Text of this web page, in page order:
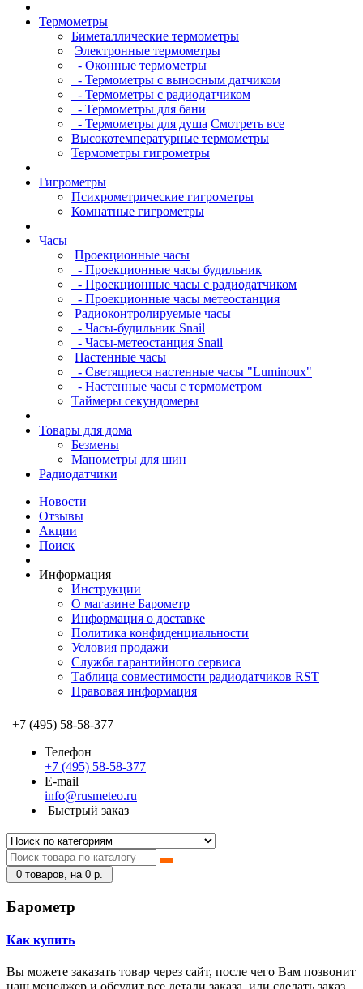
Термометры
Биметаллические термометры
Электронные термометры
- Оконные термометры
- Термометры с выносным датчиком
- Термометры с радиодатчиком
- Термометры для бани
- Термометры для душа Смотреть все
Высокотемпературные термометры
Термометры гигрометры
Гигрометры
Психрометрические гигрометры
Комнатные гигрометры
Часы
Проекционные часы
- Проекционные часы будильник
- Проекционные часы с радиодатчиком
- Проекционные часы метеостанция
Радиоконтролируемые часы
- Часы-будильник Snail
- Часы-метеостанция Snail
Настенные часы
- Светящиеся настенные часы "Luminoux"
- Настенные часы с термометром
Таймеры секундомеры
Товары для дома
Безмены
Манометры для шин
Радиодатчики
Новости
Отзывы
Акции
Поиск
Информация
Инструкции
О магазине Барометр
Информация о доставке
Политика конфиденциальности
Условия продажи
Служба гарантийного сервиса
Таблица совместимости радиодатчиков RST
Правовая информация
+7 (495) 58-58-377
Телефон
+7 (495) 58-58-377
E-mail
info@rusmeteo.ru
Быстрый заказ
0 товаров, на 0 р.
Барометр
Как купить
Вы можете заказать товар через сайт, после чего Вам позвонит